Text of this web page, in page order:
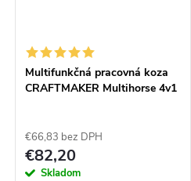
Multifunkčná pracovná koza
CRAFTMAKER Multihorse 4v1
€66,83 bez DPH
€82,20
Skladom